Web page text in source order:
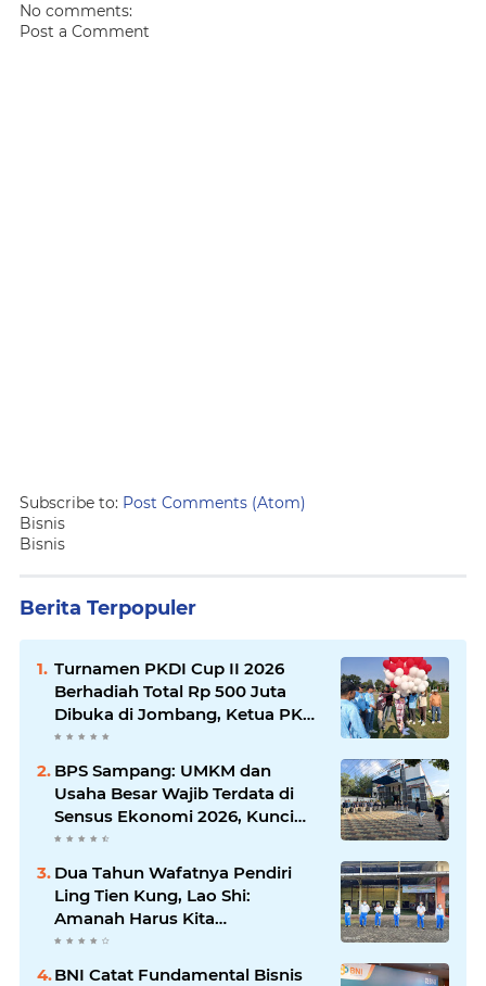
No comments:
Post a Comment
Subscribe to: Post Comments (Atom)
Bisnis
Bisnis
Berita Terpopuler
Turnamen PKDI Cup II 2026
Berhadiah Total Rp 500 Juta
Dibuka di Jombang, Ketua PKDI
Jatim Syaifullah Mahdi: Ajang
Komunikasi Antar-Kades untuk
Memajukan Desa
BPS Sampang: UMKM dan
Usaha Besar Wajib Terdata di
Sensus Ekonomi 2026, Kunci
Kebijakan Tepat Sasaran
Dua Tahun Wafatnya Pendiri
Ling Tien Kung, Lao Shi:
Amanah Harus Kita
Laksanakan!
BNI Catat Fundamental Bisnis